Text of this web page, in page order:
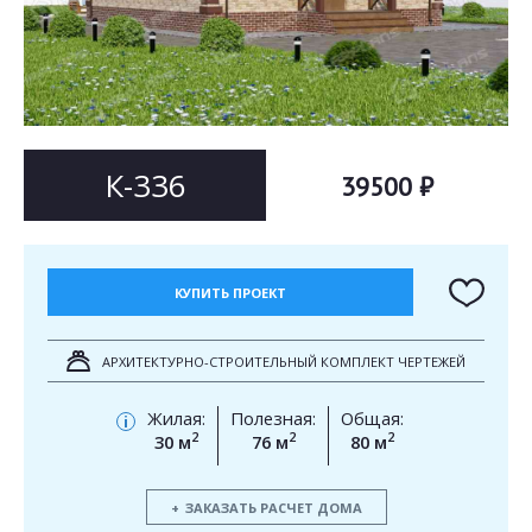
К-336 39500 ₽
КУПИТЬ ПРОЕКТ
АРХИТЕКТУРНО-СТРОИТЕЛЬНЫЙ КОМПЛЕКТ ЧЕРТЕЖЕЙ
i
Жилая:
30 м2
Полезная:
76 м2
Общая:
80 м2
ЗАКАЗАТЬ РАСЧЕТ ДОМА
Согласен на обработку персональных данных
ОТПРАВИТЬ
Согласен на обработку персональных данных
This site is protected by reCAPTCHA and the GooglePrivacy PolicyandTerms of Service
apply.